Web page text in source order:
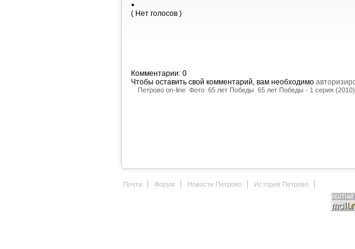
( Нет голосов )
Комментарии: 0
Чтобы оставить свой комментарий, вам необходимо
Петрово on-line Фото 65 лет Победы 65 лет Победы - 1 серия (2010)
Почта Форум Новости Петрово История Петрово